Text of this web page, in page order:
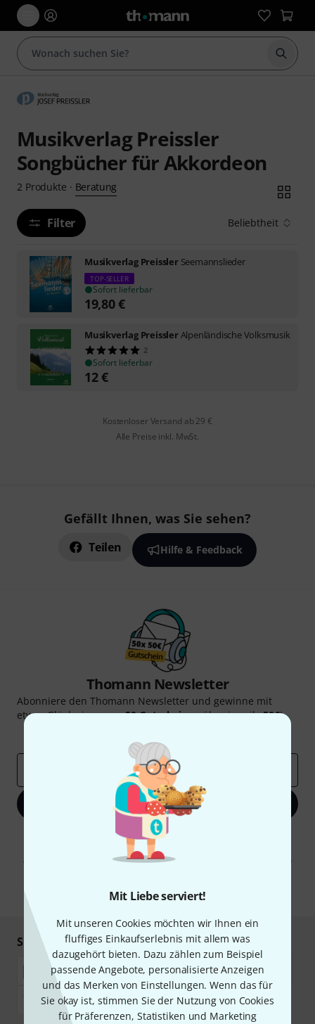
Mit Liebe serviert!
Mit unseren Cookies möchten wir Ihnen ein
fluffiges Einkaufserlebnis mit allem was
dazugehört bieten. Dazu zählen zum Beispiel
passende Angebote, personalisierte Anzeigen
und das Merken von Einstellungen. Wenn das für
Sie okay ist, stimmen Sie der Nutzung von Cookies
für Präferenzen, Statistiken und Marketing
Suche
Musikverlag Preissler
Songbücher für Akkordeon
2 Produkte · Beratung
Filter Beliebtheit
Musikverlag Preissler Seemannslieder
TOP-SELLER
Sofort lieferbar
19,80€
Musikverlag PreisslerAlpenländische Volksmusik
2
Sofort lieferbar
12€
Kostenloser Versand ab 29 €
Alle Preise inkl. MwSt.
Gefällt Ihnen, was Sie sehen?
Teilen Hilfe & Feedback
Thomann Newsletter
Abonniere den Thomann Newsletter und gewinne mit
etwas Glück einen von50 Gutscheinenüber jeweils50€!
Jetzt anmelden
Mit Klick auf „Jetzt anmelden“ stimmen Sie dem Erhalt von E-Mail-
Werbung und einer Messung des E-Mail-Nutzungsverhaltens zu. Die
Abmeldung ist jederzeit möglich. Weitere Informationen finden Sie in
* Pflichtfeld
Sicher einkaufen & bezahlen